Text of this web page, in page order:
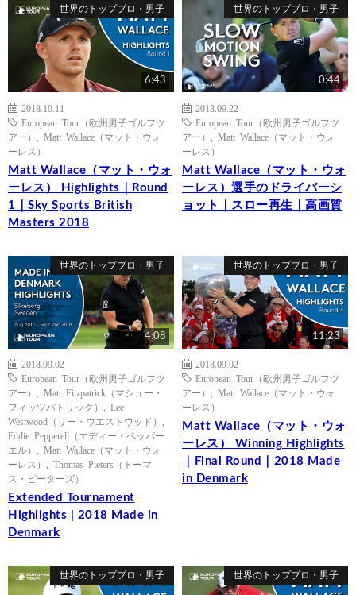
世界のトッププロ・男子
6:43
2018.10.11
European Tour（欧州男子ゴルフツ
アー）
Matt Wallace（マット・ウォ
ーレス）
Matt Wallace（マット・ウォ
ーレス） Highlights｜Round
1｜Sky Sports British
Masters 2018
世界のトッププロ・男子
0:44
2018.09.22
European Tour（欧州男子ゴルフツ
アー）
Matt Wallace（マット・ウォ
ーレス）
Matt Wallace（マット・ウォ
ーレス）選手のドライバーシ
ョット｜スロー再生｜高画質
世界のトッププロ・男子
4:08
2018.09.02
European Tour（欧州男子ゴルフツ
アー）
Matt Fitzpatrick（マシュー・
フィッツパトリック）
Lee
Westwood（リー・ウエストウッド）
Eddie Pepperell（エディー・ペッパー
エル）
Matt Wallace（マット・ウォ
ーレス）
Thomas Pieters（トーマ
ス・ピーターズ）
Extended Tournament
Highlights | 2018 Made in
Denmark
世界のトッププロ・男子
11:23
2018.09.02
European Tour（欧州男子ゴルフツ
アー）
Matt Wallace（マット・ウォ
ーレス）
Matt Wallace（マット・ウォ
ーレス） Winning Highlights
｜Final Round｜2018 Made
in Denmark
世界のトッププロ・男子 世界のトッププロ・男子